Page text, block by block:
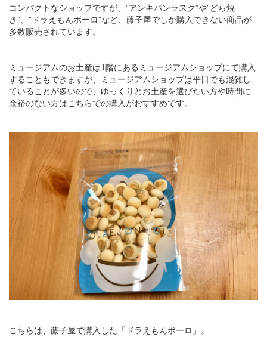
コンパクトなショップですが、”アンキパンラスク”や”どら焼
き”、”ドラえもんボーロ”など、藤子屋でしか購入できない商品が
多数販売されています。
ミュージアムのお土産は1階にあるミュージアムショップにて購入
することもできますが、ミュージアムショップは平日でも混雑し
ていることが多いので、ゆっくりとお土産を選びたい方や時間に
余裕のない方はこちらでの購入がおすすめです。
こちらは、藤子屋で購入した「ドラえもんボーロ」。